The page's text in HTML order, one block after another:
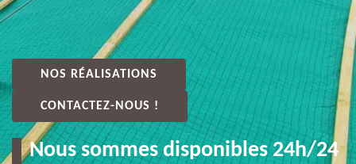
NOS RÉALISATIONS
CONTACTEZ-NOUS !
Nous sommes disponibles 24h/24